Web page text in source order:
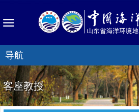
导航
客座教授